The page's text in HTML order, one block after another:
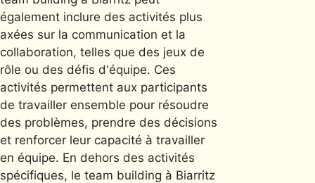
également inclure des activités plus
axées sur la communication et la
collaboration, telles que des jeux de
rôle ou des défis d'équipe. Ces
activités permettent aux participants
de travailler ensemble pour résoudre
des problèmes, prendre des décisions
et renforcer leur capacité à travailler
en équipe. En dehors des activités
spécifiques, le team building à Biarritz